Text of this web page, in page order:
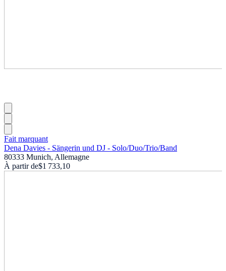
Fait marquant
Dena Davies - Sängerin und DJ - Solo/Duo/Trio/Band
80333 Munich, Allemagne
À partir de$1 733,10